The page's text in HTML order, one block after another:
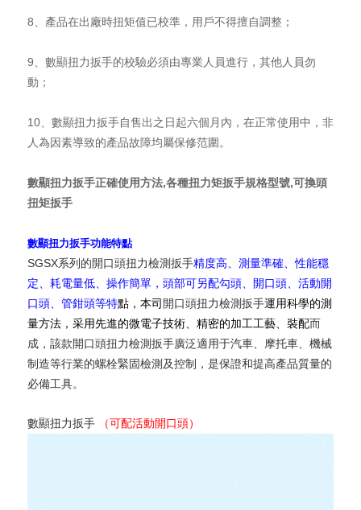
8、產品在出廠時扭矩值已校準，用戶不得擅自調整；
9、數顯扭力扳手的校驗必須由專業人員進行，其他人員勿
動；
10、數顯扭力扳手自售出之日起六個月內，在正常使用中，非
人為因素導致的產品故障均屬保修范圍。
數顯扭力扳手正確使用方法,各種扭力矩扳手規格型號,可換頭
扭矩扳手
數顯扭力扳手功能特點
SGSX系列的開口頭扭力檢測扳手精度高、測量準確、性能穩
定、耗電量低、操作簡單，頭部可另配勾頭、開口頭、活動開
口頭、管鉗頭等特點，本司 開口頭扭力檢測扳手運用科學的測
量方法，采用先進的微電子技術、精密的加工工藝、裝配而
成，該款開口頭扭力檢測扳手廣泛適用于汽車、摩托車、機械
制造等行業的螺栓緊固檢測及控制，是保證和提高產品質量的
必備工具。
數顯扭力扳手 （可配活動開口頭）